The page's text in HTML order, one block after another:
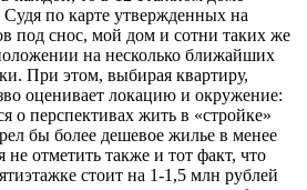
по карте утвержденных на
под снос, мой дом и сотни таких же
на несколько ближайших
При этом, выбирая квартиру,
оценивает локацию и окружение:
о перспективах жить в «стройке»
бы более дешевое жилье в менее
отметить также и тот факт, что
стоит на 1-1,5 млн рублей